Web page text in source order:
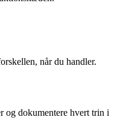
når du handler.
og dokumentere hvert trin i